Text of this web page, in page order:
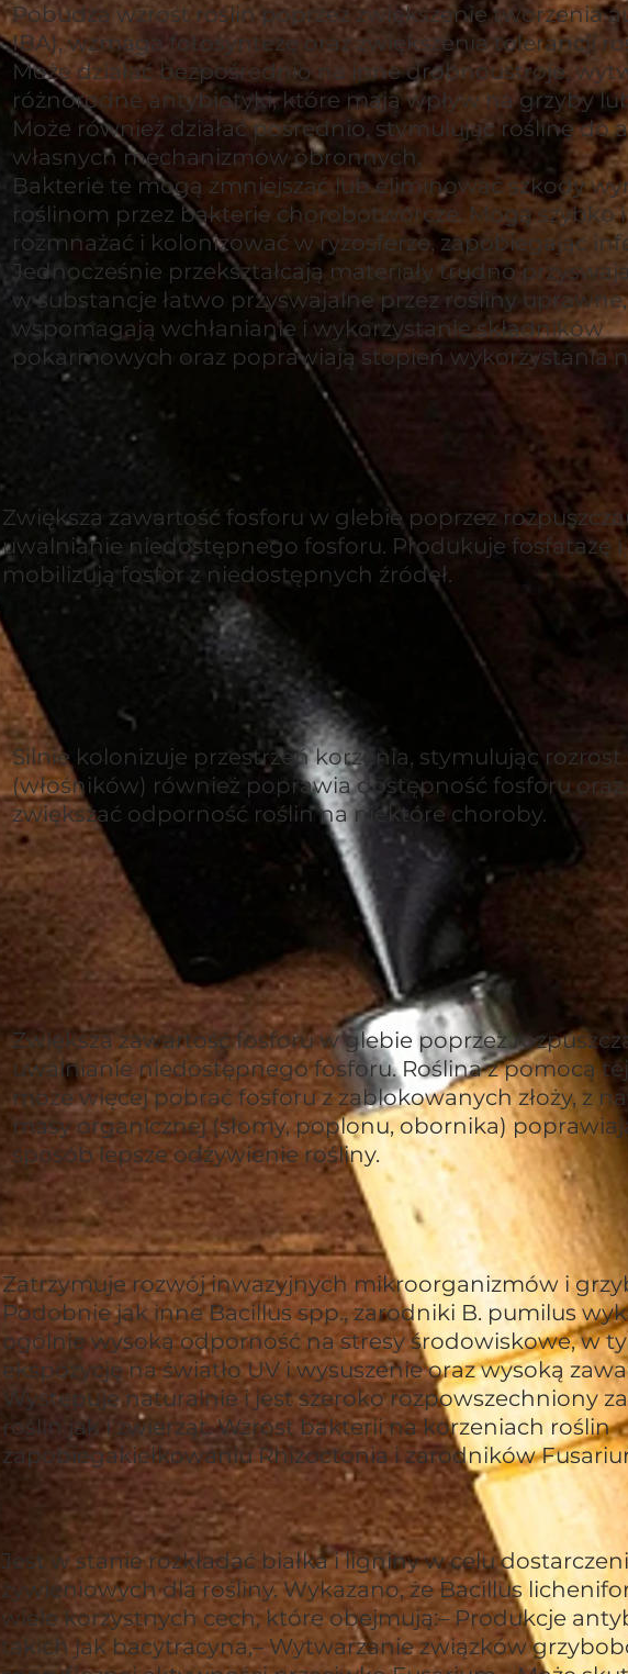
Pobudza wzrost roślin poprzez zwiększenie tworzenia
IBA), wzmaga fotosyntezę oraz zwiększenia tolerancji
Może działać bezpośrednio na inne drobnoustroje,
różnorodne antybiotyki, które mają wpływ na grzyby
Może również działać pośrednio, stymulując roślinę do
własnych mechanizmów obronnych.
Bakterie te mogą zmniejszać lub eliminować szkody
roślinom przez bakterie chorobotwórcze. Mogą szybko
rozmnażać i kolonizować w ryzosferze, zapobiegając
Jednocześnie przekształcają materiały trudno
w substancje łatwo przyswajalne przez rośliny uprawne,
wspomagają wchłanianie i wykorzystanie składników
pokarmowych oraz poprawiają stopień wykorzystania
Zwiększa zawartość fosforu w glebie poprzez
uwalnianie niedostępnego fosforu. Produkuje fosfatazę
mobilizują fosfor z niedostępnych źródeł.
Silnie kolonizuje przestrzeń korzenia, stymulując rozrost
(włośników) również poprawia dostępność fosforu
zwiększać odporność roślin na niektóre choroby.
Zwiększa zawartość fosforu w glebie poprzez
uwalnianie niedostępnego fosforu. Roślina z pomocą
może więcej pobrać fosforu z zablokowanych złoży, z
masy organicznej (słomy, poplonu, obornika)
sposób lepsze odżywienie rośliny.
Zatrzymuje rozwój inwazyjnych mikroorganizmów i
Podobnie jak inne Bacillus spp., zarodniki B. pumilus
ogólnie wysoką odporność na stresy środowiskowe, w
ekspozycję na światło UV i wysuszenie oraz wysoką
Występuje naturalnie i jest szeroko rozpowszechniony
roślin jak i zwierząt. Wzrost bakterii na korzeniach roślin
zapobiegakiełkowaniu Rhizoctonia i zarodników
Jest w stanie rozkładać białka i ligniny w celu
żywieniowych dla rośliny. Wykazano, że Bacillus
wiele korzystnych cech, które obejmują:– Produkcje
takich jak bacytracyna,– Wytwarzanie związków